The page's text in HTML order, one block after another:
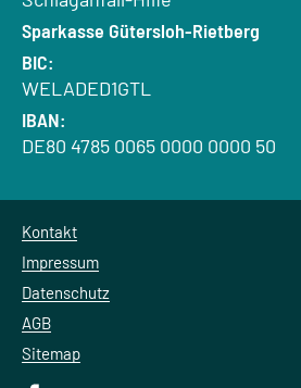
Bank:
Sparkasse Gütersloh-Rietberg
BIC:
WELADED1GTL
IBAN:
DE80 4785 0065 0000 0000 50
Kontakt
Impressum
Datenschutz
AGB
Sitemap